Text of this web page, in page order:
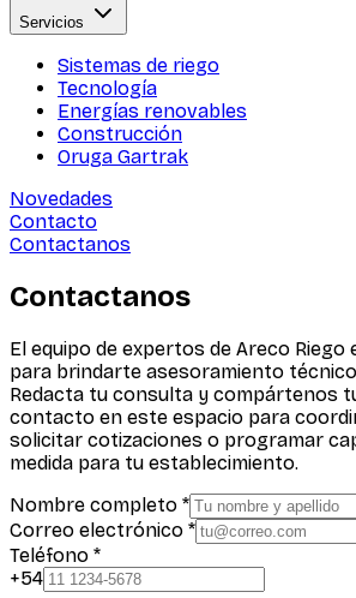
Servicios
Sistemas de riego
Tecnología
Energías renovables
Construcción
Oruga Gartrak
Novedades
Contacto
Contactanos
Contactanos
El equipo de expertos de Areco Riego
para brindarte asesoramiento
Redacta tu consulta y compártenos
contacto en este espacio para
solicitar cotizaciones o programar
medida para tu establecimiento.
Nombre completo *
Correo electrónico *
Teléfono *
+54